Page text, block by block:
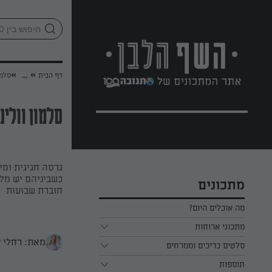
מתכונים
מה אוכלים היום?
מתכוני ארוחות
ארוחת בוקר
ארוחת צהריים
סלטים כריכים וממרחים
כל הסלטים כריכים וממרחים
תוספות
דף הבית »
...
»
סלמון
גרסה חגיגית
כשביניהם יש
חוברת שבועות
מאת: רחלי